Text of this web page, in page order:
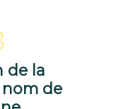
de la
de